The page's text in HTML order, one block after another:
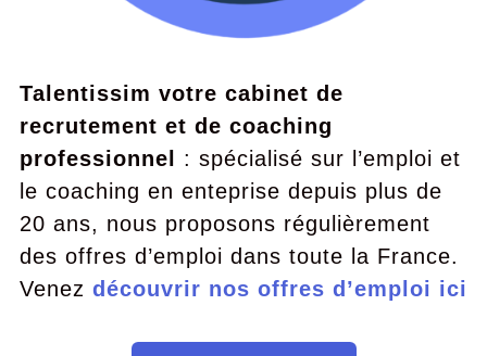
Talentissim votre cabinet de
recrutement et de coaching
professionnel
: spécialisé sur l’emploi et
le coaching en enteprise depuis plus de
20 ans, nous proposons régulièrement
des offres d’emploi dans toute la France.
Venez découvrir nos offres d’emploi ici